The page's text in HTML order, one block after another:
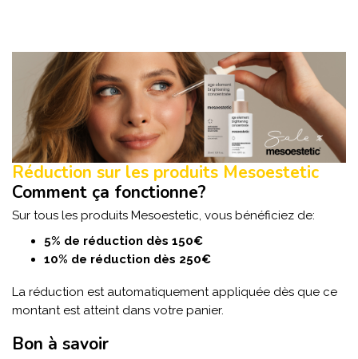
Réduction sur les produits Mesoestetic
Comment ça fonctionne?
Sur tous les produits Mesoestetic, vous bénéficiez de:
5% de réduction dès 150€
10% de réduction dès 250€
La réduction est automatiquement appliquée dès que ce
montant est atteint dans votre panier.
Bon à savoir